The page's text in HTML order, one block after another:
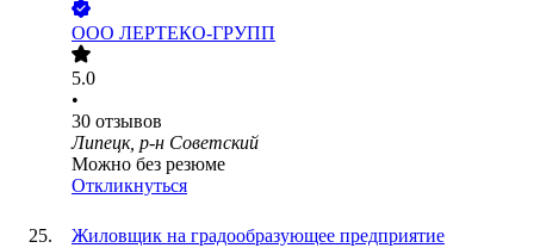
ООО ЛЕРТЕКО-ГРУПП
5.0
•
30 отзывов
Липецк, р-н Советский
Можно без резюме
Откликнуться
Жиловщик на градообразующее предприятие